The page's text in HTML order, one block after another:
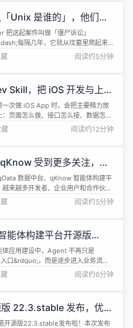
Unix 是谁的」，他们已
年
把这起案件叫做「僵尸诉讼」
每隔几年，它就从坟墓里爬起来
，它又醒了。 2026 年 6 月 22 日，美
诉法院就 Xinuos 诉 IBM 一案举行了在
的核心是一句被问了二十三年还没问清
...
阅读约5分钟
Skill，把 iOS 开发与上架
复用工作流
一次做 iOS App 时，会把主要精力放
：页面怎么做、接口怎么接、数据怎么
优化。可真正走到发布阶段才会发现，
能顺利上架，并不只取决于代码写得
实，从开发到 App Store 发布，中间
藏 阅读约12分钟
受到更多关注，合
源生态共建同样重要
数据中台、qKnow 智能体构建平
越来越多开发者、企业用户和合作伙伴
用和了解我们的产品。 与此同时，我们
区用户反馈：部分非官方人员在闲鱼等
、qKnow 开源版相关源代码、安装
官方服务等情况。 为了帮助大家更清
阅读约5分钟
能体构建平台开源版
：支持用户自定义工
类型 Bot 编排能力进一
体应用建设中，Agent 不再只是
口&rdquo;，而是逐步进入业务流
、系统操作与知识协同等更复杂的场
着，平台需要具备更强的工具接入能
编排管理能力，以及更低的业务配置门
增强、系统配置优化、前端体验完善
阅读约6分钟
22.3.stable 发布，优化
API 导入机制，解已知
开源版22.3.stable发布啦！本次发布